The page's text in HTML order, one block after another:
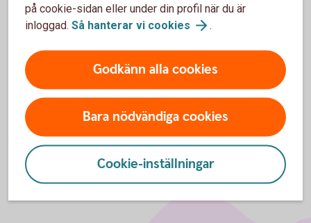
Nya lösningar som gör vardagen enklare för våra kunder
(och deras kunder) skapar framåtanda och bidrar till tillväxt.
BankID är en digital tjänst som ger kommuner och landsting
möjlighet att förenkla och förbättra kommunikationen med
kommuninvånarna – både privatpersoner och företag.
på cookie-sidan eller under din profil när du är
inloggad. Så hanterar vi cookies .
Godkänn alla cookies
Bara nödvändiga cookies
Cookie-inställningar